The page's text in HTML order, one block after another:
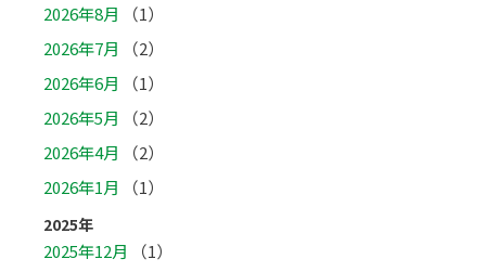
2026年8月
（1）
2026年7月
（2）
2026年6月
（1）
2026年5月
（2）
2026年4月
（2）
2026年1月
（1）
2025年
2025年12月
（1）